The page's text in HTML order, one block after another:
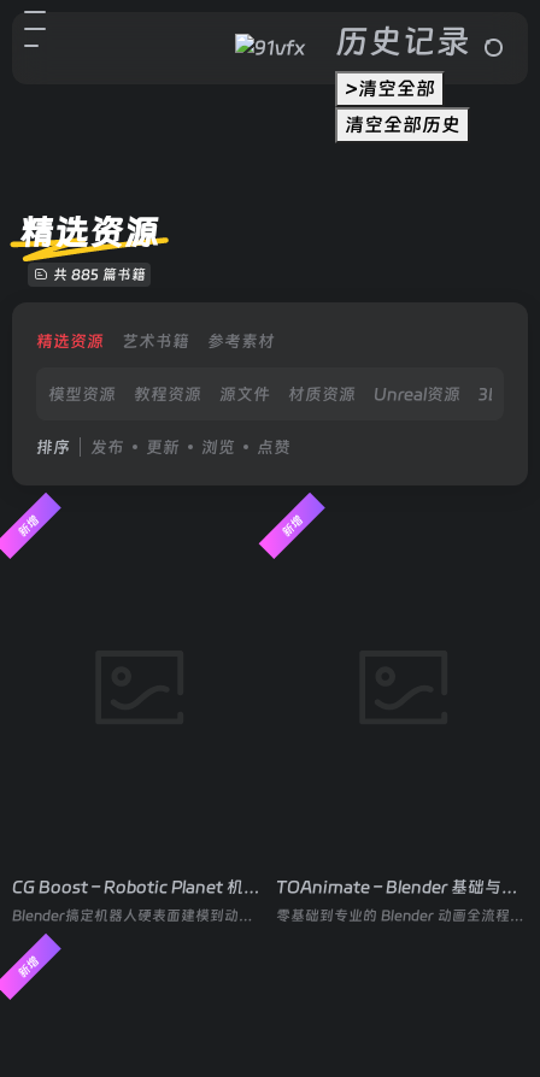
历史记录
>清空全部
清空全部历史
精选资源
共 885 篇书籍
精选资源 艺术书籍 参考素材
模型资源 教程资源 源文件 材质资源 Unreal资源 3D打印
排序 发布 更新 浏览 点赞
新增
CG Boost – Robotic Planet 机器人硬表面建模与动画全流程
新增
TOAnimate – Blender 基础与完整动画全流程课程
新增